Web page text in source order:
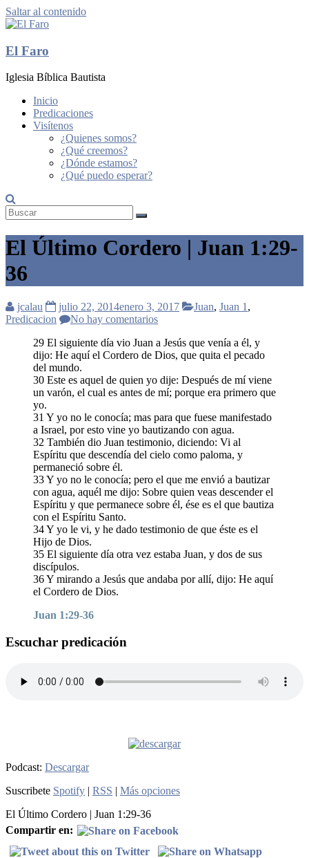
Saltar al contenido
El Faro
Iglesia Bíblica Bautista
Inicio
Predicaciones
Visítenos
¿Quienes somos?
¿Qué creemos?
¿Dónde estamos?
¿Qué puedo esperar?
El Último Cordero | Juan 1:29-
36
jcalau julio 22, 2014enero 3, 2017 Juan, Juan 1 ,
Predicacion
No hay comentarios
29 El siguiente día vio Juan a Jesús que venía a él, y
dijo: He aquí el Cordero de Dios, que quita el pecado
del mundo.
30 Este es aquel de quien yo dije: Después de mí viene
un varón, el cual es antes de mí; porque era primero que
yo.
31 Y yo no le conocía; mas para que fuese manifestado
a Israel, por esto vine yo bautizando con agua.
32 También dio Juan testimonio, diciendo: Vi al
Espíritu que descendía del cielo como paloma, y
permaneció sobre él.
33 Y yo no le conocía; pero el que me envió a bautizar
con agua, aquél me dijo: Sobre quien veas descender el
Espíritu y que permanece sobre él, ése es el que bautiza
con el Espíritu Santo.
34 Y yo le vi, y he dado testimonio de que éste es el
Hijo de Dios.
35 El siguiente día otra vez estaba Juan, y dos de sus
discípulos.
36 Y mirando a Jesús que andaba por allí, dijo: He aquí
el Cordero de Dios.
Juan 1:29-36
Escuchar predicación
Podcast: Descargar
Suscribete Spotify | RSS | Más opciones
El Último Cordero | Juan 1:29-36
Compartir en: